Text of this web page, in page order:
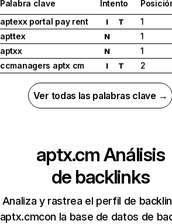
Palabra clave Intento
aptexx portal pay rent
I T
1
apttex
N
1
aptxx
N
1
ccmanagers aptx cm
I T 2
Ver todas las palabras clave →
aptx.cmAnálisis
de backlinks
Analiza y rastrea el perfil de
aptx.cmcon la base de datos de